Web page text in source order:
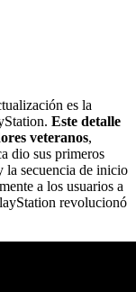
es la
Este detalle
veteranos,
dio sus primeros
la secuencia de inicio
a los usuarios a
revolucionó